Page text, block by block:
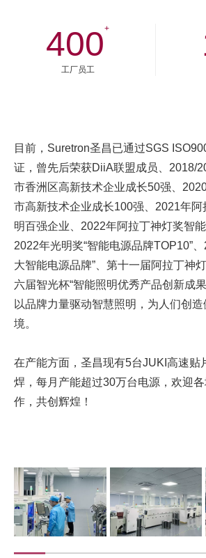
400+
工厂员工
目前，Suretron圣昌已通过SGS
证，曾先后荣获DiiA联盟成员、2018/
市香洲区高新技术企业成长50强、
市高新技术企业成长100强、2021年阿
明百强企业、2022年阿拉丁神灯奖智能
2022年光明奖“智能电源品牌TOP10”
大智能电源品牌”、第十一届阿拉丁神
六届智光杯“智能照明优秀产品创新成
以品牌力量驱动智慧照明，为人们创
境。
在产能方面，圣昌现有5台JUKI高速贴
焊，每月产能超过30万台电源，欢迎
作，共创辉煌！